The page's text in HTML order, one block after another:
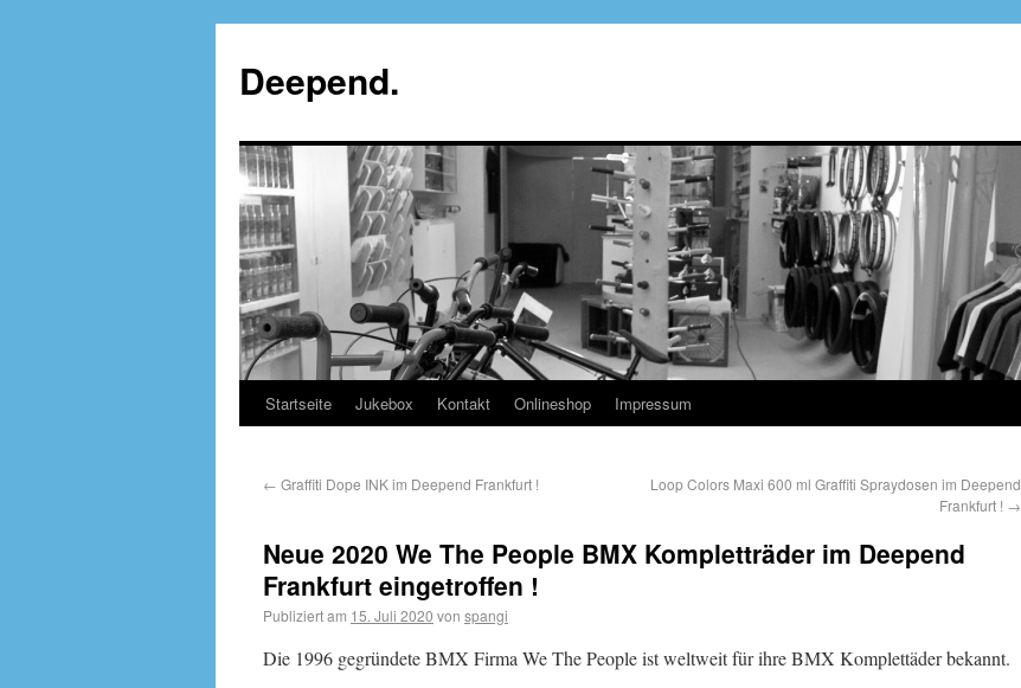
Deepend.
Startseite Jukebox Kontakt Onlineshop Impressum
← Graffiti Dope INK im Deepend Frankfurt !
Loop Colors Maxi 600 ml Graffiti Spraydosen im Deepend
Frankfurt ! →
Neue 2020 We The People BMX Kompletträder im Deepend
Frankfurt eingetroffen !
Publiziert am 15. Juli 2020 von spangi
Die 1996 gegründete BMX Firma We The People ist weltweit für ihre BMX Komplettäder bekannt.